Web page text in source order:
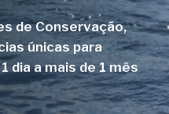
de Conservação,
únicas para
dia a mais de 1 mês